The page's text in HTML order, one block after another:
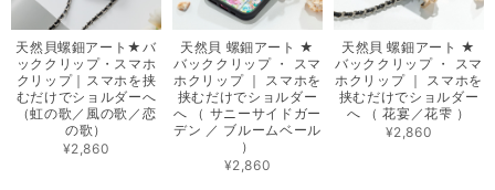
天然貝螺鈿アート★バ
ッククリップ・スマホ
クリップ｜スマホを挟
むだけでショルダーへ
（虹の歌／風の歌／恋
の歌）
¥2,860
天然貝 螺鈿アート ★
バッククリップ ・ スマ
ホクリップ ｜ スマホを
挟むだけでショルダー
へ （ サニーサイドガー
デン ／ ブルームベール
）
¥2,860
天然貝 螺鈿アート ★
バッククリップ ・ スマ
ホクリップ ｜ スマホを
挟むだけでショルダー
へ （ 花宴／花雫 ）
¥2,860